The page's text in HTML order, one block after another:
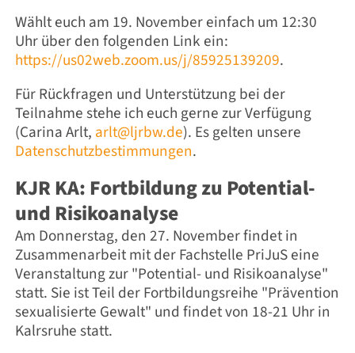
Wählt euch am 19. November einfach um 12:30
Uhr über den folgenden Link ein:
https://us02web.zoom.us/j/85925139209.
Für Rückfragen und Unterstützung bei der
Teilnahme stehe ich euch gerne zur Verfügung
(Carina Arlt, arlt@ljrbw.de). Es gelten unsere
Datenschutzbestimmungen.
KJR KA: Fortbildung zu Potential-
und Risikoanalyse
Am Donnerstag, den 27. November findet in
Zusammenarbeit mit der Fachstelle PriJuS eine
Veranstaltung zur "Potential- und Risikoanalyse"
statt. Sie ist Teil der Fortbildungsreihe "Prävention
sexualisierte Gewalt" und findet von 18-21 Uhr in
Kalrsruhe statt.